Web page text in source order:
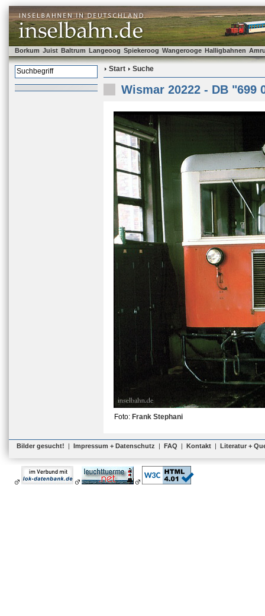
Borkum Juist Baltrum Langeoog Spiekeroog Wangerooge Halligbahnen
Start Suche
Wismar 20222 - DB "699
Foto: Frank Stephani
Bilder gesucht! | Impressum + Datenschutz | FAQ | Kontakt | Literatur +